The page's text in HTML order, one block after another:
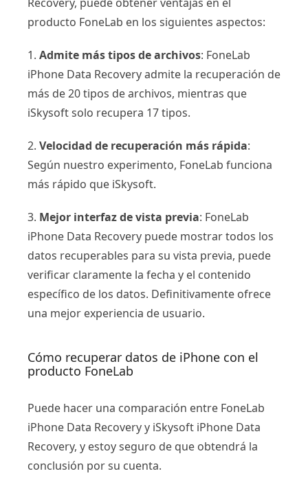
producto FoneLab en los siguientes aspectos:
1. Admite más tipos de archivos: FoneLab
iPhone Data Recovery admite la recuperación de
más de 20 tipos de archivos, mientras que
iSkysoft solo recupera 17 tipos.
2. Velocidad de recuperación más rápida:
Según nuestro experimento, FoneLab funciona
más rápido que iSkysoft.
3. Mejor interfaz de vista previa: FoneLab
iPhone Data Recovery puede mostrar todos los
datos recuperables para su vista previa, puede
verificar claramente la fecha y el contenido
específico de los datos. Definitivamente ofrece
una mejor experiencia de usuario.
Cómo recuperar datos de iPhone con el
producto FoneLab
Puede hacer una comparación entre FoneLab
iPhone Data Recovery y iSkysoft iPhone Data
Recovery, y estoy seguro de que obtendrá la
conclusión por su cuenta.